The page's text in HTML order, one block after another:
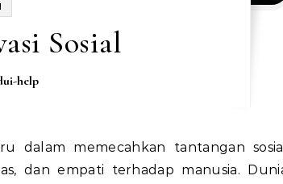
Sosial
help
dan empati terhadap manusia.